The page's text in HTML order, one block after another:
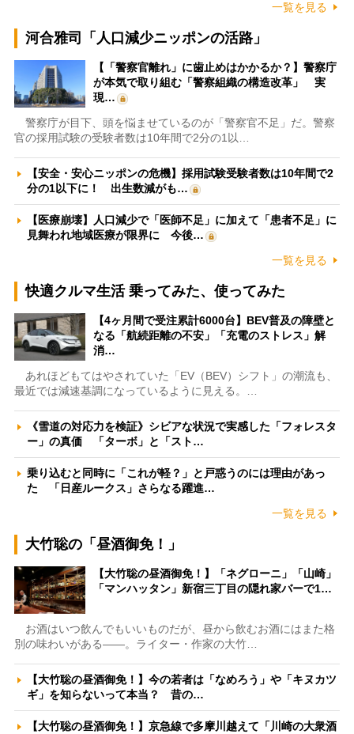
一覧を見る
河合雅司「人口減少ニッポンの活路」
【「警察官離れ」に歯止めはかかるか？】警察庁
が本気で取り組む「警察組織の構造改革」 実
現…
警察庁が目下、頭を悩ませているのが「警察官不足」だ。警察
官の採用試験の受験者数は10年間で2分の1以…
【安全・安心ニッポンの危機】採用試験受験者数は10年間で2
分の1以下に！ 出生数減がも…
【医療崩壊】人口減少で「医師不足」に加えて「患者不足」に
見舞われ地域医療が限界に 今後…
一覧を見る
快適クルマ生活 乗ってみた、使ってみた
【4ヶ月間で受注累計6000台】BEV普及の障壁と
なる「航続距離の不安」「充電のストレス」解
消…
あれほどもてはやされていた「EV（BEV）シフト」の潮流も、
最近では減速基調になっているように見える。…
《雪道の対応力を検証》シビアな状況で実感した「フォレスタ
ー」の真価 「ターボ」と「スト…
乗り込むと同時に「これが軽？」と戸惑うのには理由があっ
た 「日産ルークス」さらなる躍進…
一覧を見る
大竹聡の「昼酒御免！」
【大竹聡の昼酒御免！】「ネグローニ」「山崎」
「マンハッタン」新宿三丁目の隠れ家バーで1…
お酒はいつ飲んでもいいものだが、昼から飲むお酒にはまた格
別の味わいがある――。ライター・作家の大竹…
【大竹聡の昼酒御免！】今の若者は「なめろう」や「キヌカツ
ギ」を知らないって本当？ 昔の…
【大竹聡の昼酒御免！】京急線で多摩川越えて「川崎の大衆酒